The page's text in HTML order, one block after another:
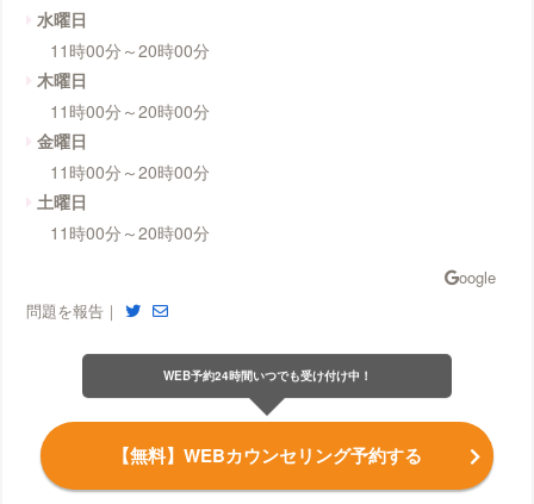
水曜日
11時00分～20時00分
木曜日
11時00分～20時00分
金曜日
11時00分～20時00分
土曜日
11時00分～20時00分
問題を報告｜
WEB予約24時間いつでも受け付け中！
【無料】WEBカウンセリング予約する